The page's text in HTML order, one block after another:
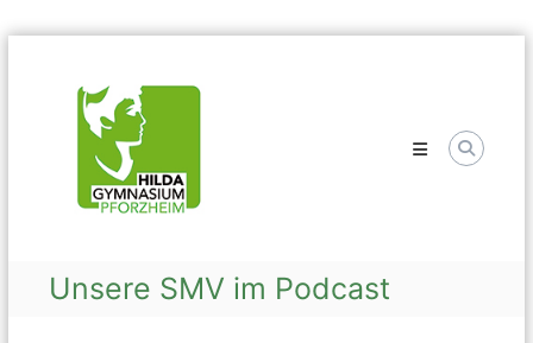
Gymnasium
Unsere SMV im Podcast